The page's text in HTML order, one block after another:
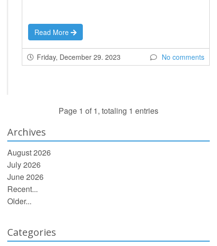
Read More
Friday, December 29. 2023 No comments
Page 1 of 1, totaling 1 entries
Archives
August 2026
July 2026
June 2026
Recent...
Older...
Categories